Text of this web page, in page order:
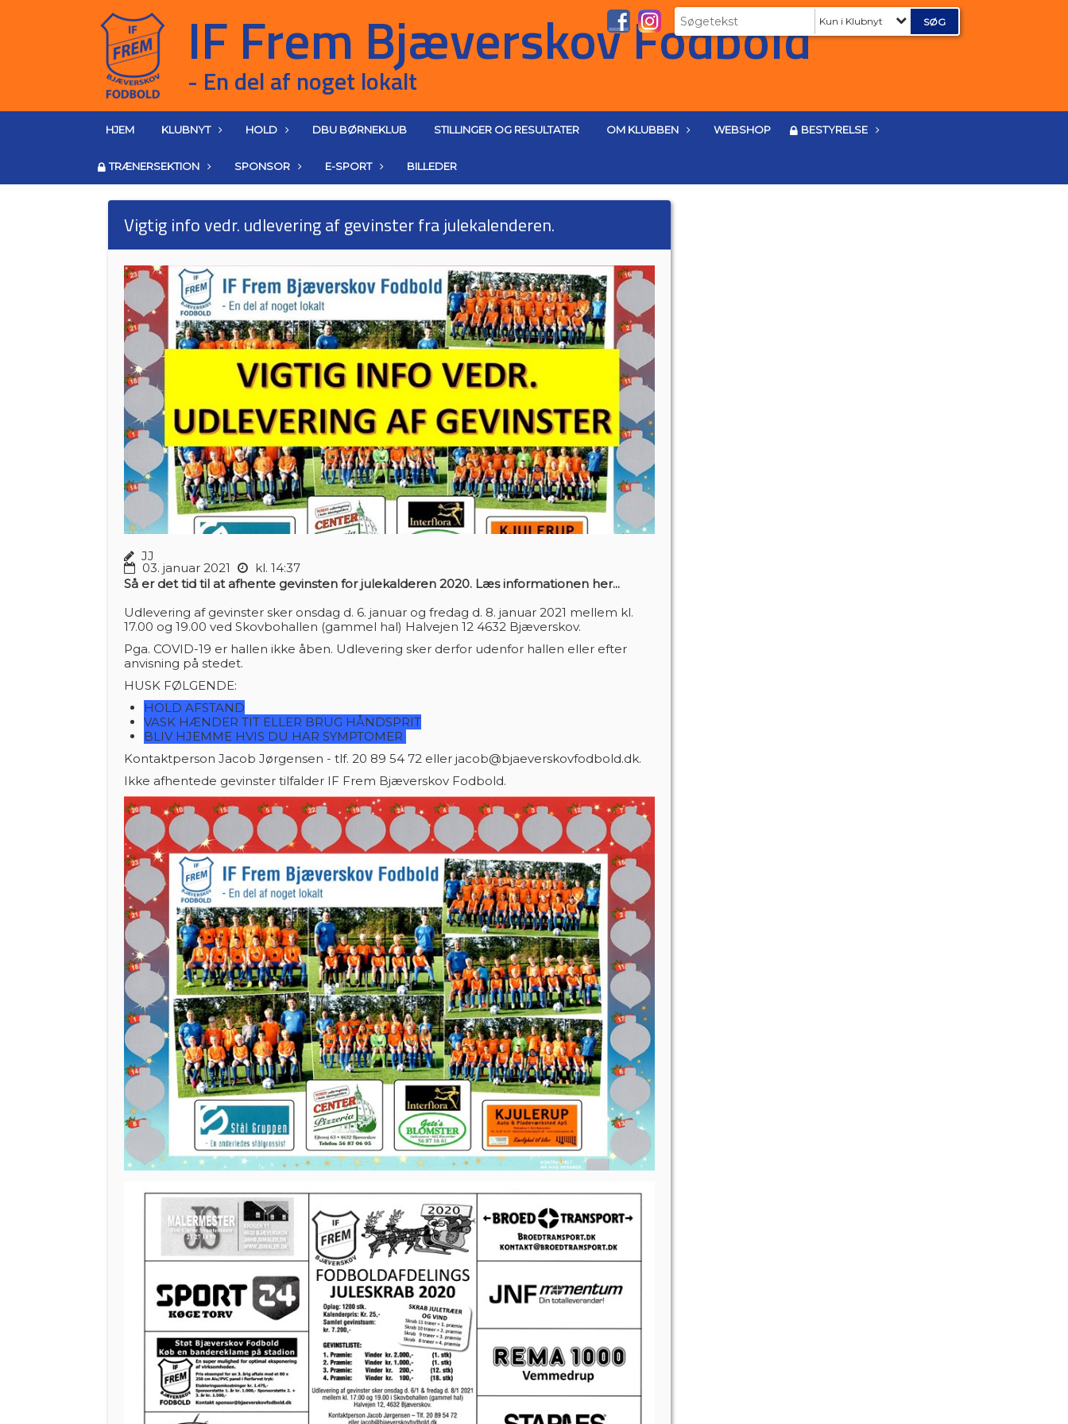
Kun i Klubnyt
HJEM KLUBNYT HOLD DBU BØRNEKLUB STILLINGER OG RESULTATER OM KLUBBEN WEBSHOP BESTYRELSE
TRÆNERSEKTION SPONSOR E-SPORT BILLEDER
Vigtig info vedr. udlevering af gevinster fra julekalenderen.
JJ
03. januar 2021
kl. 14:37
Så er det tid til at afhente gevinsten for julekalderen 2020. Læs informationen her...
Udlevering af gevinster sker onsdag d. 6. januar og fredag d. 8. januar 2021 mellem kl.
17.00 og 19.00 ved Skovbohallen (gammel hal) Halvejen 12 4632 Bjæverskov.
Pga. COVID-19 er hallen ikke åben. Udlevering sker derfor udenfor hallen eller efter
anvisning på stedet.
HUSK FØLGENDE:
HOLD AFSTAND
VASK HÆNDER TIT ELLER BRUG HÅNDSPRIT
BLIV HJEMME HVIS DU HAR SYMPTOMER
Kontaktperson Jacob Jørgensen - tlf. 20 89 54 72 eller jacob@bjaeverskovfodbold.dk.
Ikke afhentede gevinster tilfalder IF Frem Bjæverskov Fodbold.